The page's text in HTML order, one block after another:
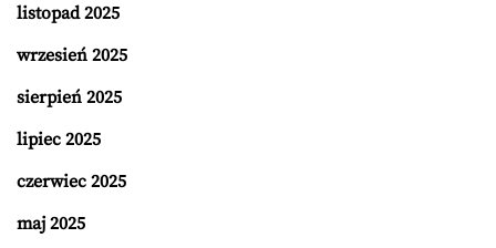
listopad 2025
wrzesień 2025
sierpień 2025
lipiec 2025
czerwiec 2025
maj 2025